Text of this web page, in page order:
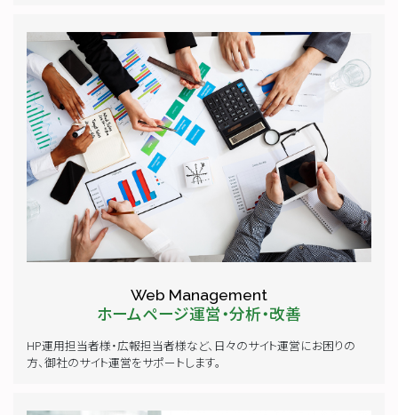
Web Management
ホームページ運営・分析・改善
HP運用担当者様・広報担当者様など、日々のサイト運営にお困りの
方、御社のサイト運営をサポートします。